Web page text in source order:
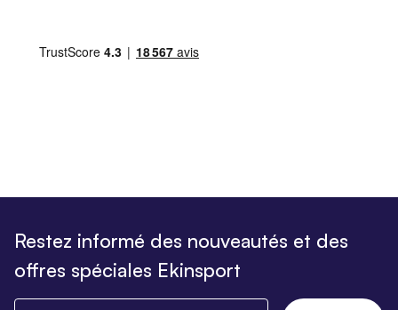
Restez informé des nouveautés et des
offres spéciales Ekinsport